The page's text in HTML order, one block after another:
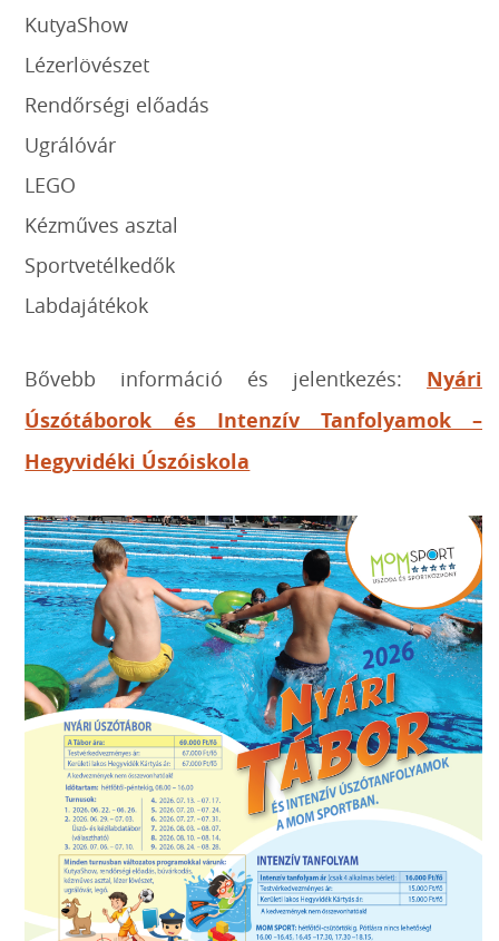
KutyaShow
Lézerlövészet
Rendőrségi előadás
Ugrálóvár
LEGO
Kézműves asztal
Sportvetélkedők
Labdajátékok
Bővebb információ és jelentkezés:
Nyári
Úszótáborok és Intenzív Tanfolyamok –
Hegyvidéki Úszóiskola